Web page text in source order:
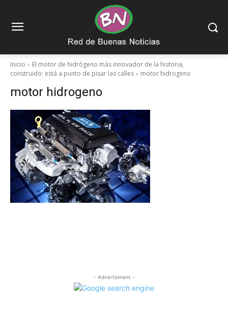
Inicio
El motor de hidrógeno más innovador de la historia,
construido: está a punto de pisar las calles
motor hidrogeno
motor hidrogeno
- Advertisment -